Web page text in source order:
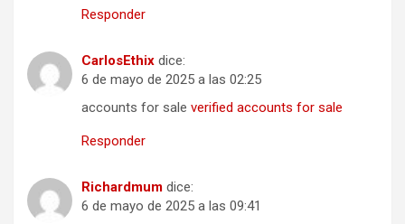
Responder
CarlosEthix dice:
6 de mayo de 2025 a las 02:25
accounts for sale verified accounts for sale
Responder
Richardmum dice:
6 de mayo de 2025 a las 09:41